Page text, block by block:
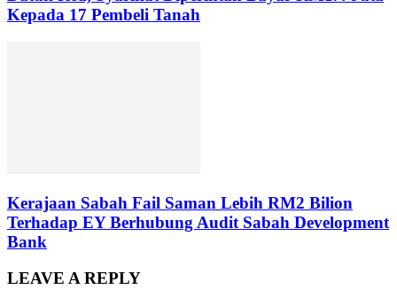
Kepada 17 Pembeli Tanah
Kerajaan Sabah Fail Saman Lebih RM2 Bilion
Terhadap EY Berhubung Audit Sabah Development
Bank
LEAVE A REPLY